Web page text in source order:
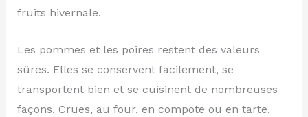
fruits hivernale.
Les pommes et les poires restent des valeurs
sûres. Elles se conservent facilement, se
transportent bien et se cuisinent de nombreuses
façons. Crues, au four, en compote ou en tarte,